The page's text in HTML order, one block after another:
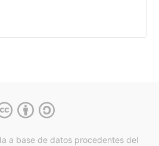
a base de datos procedentes del